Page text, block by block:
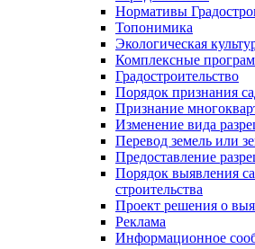
Нормативы
Топонимика
Экологическая
Комплексные
Градостроительство
Порядок признания
Признание
Изменение вида
Перевод земель или
Предоставление
Порядок выявления
строительства
Проект решения о
Реклама
Информационное